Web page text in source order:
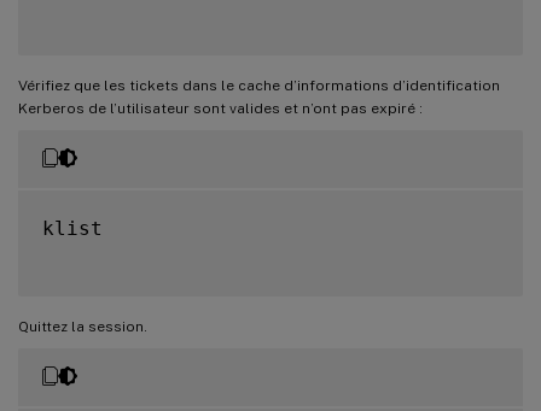
Vérifiez que les tickets dans le cache d’informations d’identification
Kerberos de l’utilisateur sont valides et n’ont pas expiré :
klist
Quittez la session.